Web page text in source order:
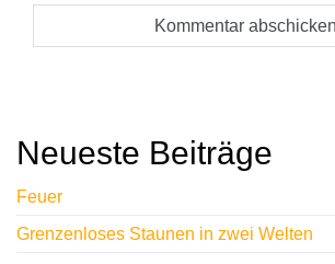
t
e
r
Neueste Beiträge
Feuer
Grenzenloses Staunen in zwei Welten